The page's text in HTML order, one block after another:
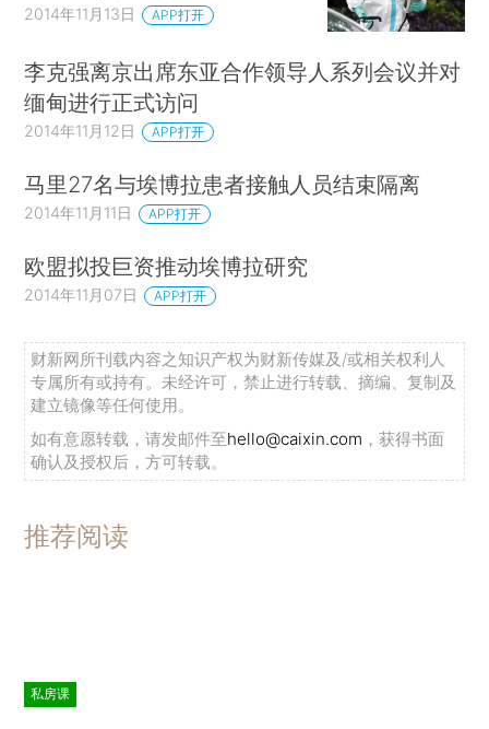
2014年11月13日 APP打开
李克强离京出席东亚合作领导人系列会议并对
缅甸进行正式访问
2014年11月12日 APP打开
马里27名与埃博拉患者接触人员结束隔离
2014年11月11日 APP打开
欧盟拟投巨资推动埃博拉研究
2014年11月07日 APP打开
财新网所刊载内容之知识产权为财新传媒及/或相关权利人
专属所有或持有。未经许可，禁止进行转载、摘编、复制及
建立镜像等任何使用。
如有意愿转载，请发邮件至hello@caixin.com ，获得书面
确认及授权后，方可转载。
推荐阅读
私房课